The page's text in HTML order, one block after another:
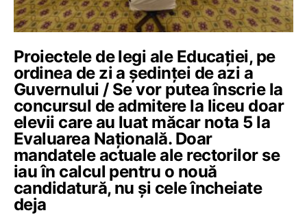
Proiectele de legi ale Educației, pe
ordinea de zi a ședinței de azi a
Guvernului / Se vor putea înscrie la
concursul de admitere la liceu doar
elevii care au luat măcar nota 5 la
Evaluarea Națională. Doar
mandatele actuale ale rectorilor se
iau în calcul pentru o nouă
candidatură, nu și cele încheiate
deja